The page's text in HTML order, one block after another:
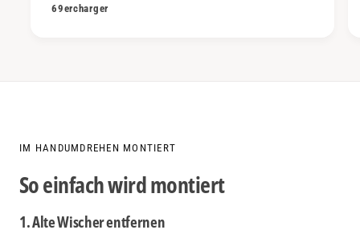
69ercharger
IM HANDUMDREHEN MONTIERT
So einfach wird montiert
1. Alte Wischer entfernen